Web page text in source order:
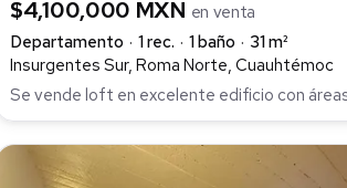
$4,100,000 MXN en venta
Departamento
1 rec. 1 baño
31 m²
Insurgentes Sur, Roma Norte, Cuauhtémoc
Se vende loft en excelente edificio con